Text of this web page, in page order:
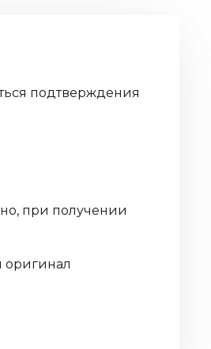
подтверждения
при получении
оригинал